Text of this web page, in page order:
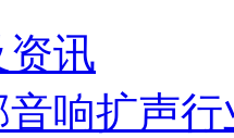
讯
音响扩声